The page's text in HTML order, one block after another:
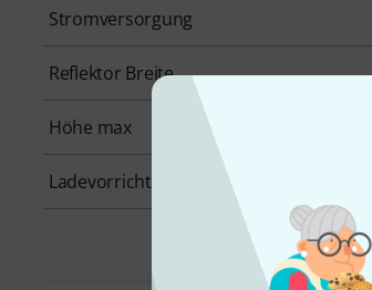
Stromversorgung
Reflektor Breite
Höhe max
Ladevorrichtung